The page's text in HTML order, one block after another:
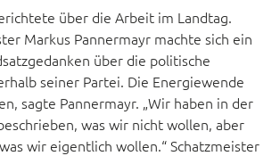
über die Arbeit im Landtag.
Markus Pannermayr machte sich ein
über die politische
seiner Partei. Die Energiewende
sagte Pannermayr. „Wir haben in der
was wir nicht wollen, aber
wir eigentlich wollen.“ Schatzmeister